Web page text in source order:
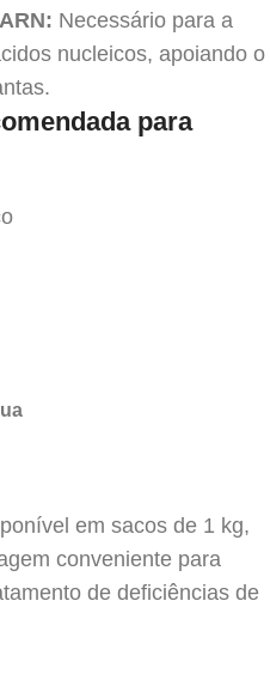
Necessário para a
nucleicos, apoiando o
para
em sacos de 1 kg,
conveniente para
de deficiências de